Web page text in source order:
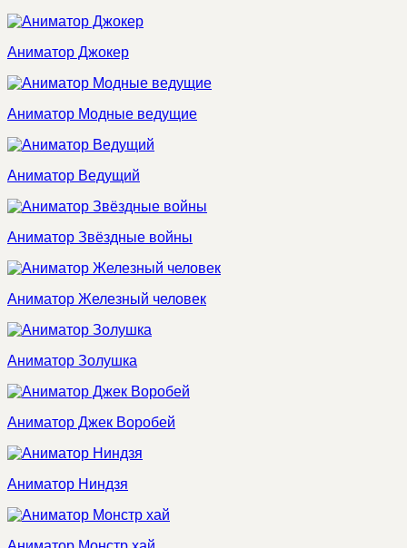
Аниматор Джокер
Аниматор Модные ведущие
Аниматор Ведущий
Аниматор Звёздные войны
Аниматор Железный человек
Аниматор Золушка
Аниматор Джек Воробей
Аниматор Ниндзя